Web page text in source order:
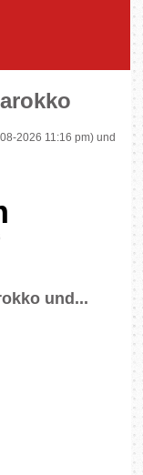
2026 11:16 pm) und
und...